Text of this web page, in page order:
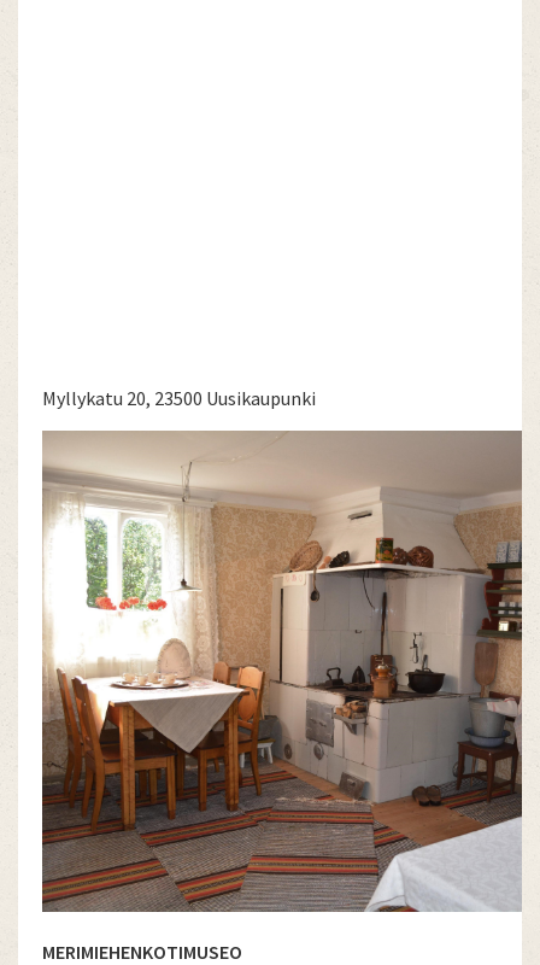
Myllykatu 20, 23500 Uusikaupunki
MERIMIEHENKOTIMUSEO